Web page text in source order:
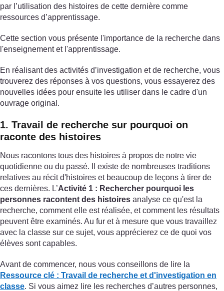
par l’utilisation des histoires de cette dernière comme
ressources d’apprentissage.
Cette section vous présente l'importance de la recherche dans
l'enseignement et l'apprentissage.
En réalisant des activités d’investigation et de recherche, vous
trouverez des réponses à vos questions, vous essayerez des
nouvelles idées pour ensuite les utiliser dans le cadre d'un
ouvrage original.
1. Travail de recherche sur pourquoi on
raconte des histoires
Nous racontons tous des histoires à propos de notre vie
quotidienne ou du passé. Il existe de nombreuses traditions
relatives au récit d'histoires et beaucoup de leçons à tirer de
ces dernières. L’Activité 1 : Rechercher pourquoi les
personnes racontent des histoires analyse ce qu'est la
recherche, comment elle est réalisée, et comment les résultats
peuvent être examinés. Au fur et à mesure que vous travaillez
avec la classe sur ce sujet, vous apprécierez ce de quoi vos
élèves sont capables.
Avant de commencer, nous vous conseillons de lire la
Ressource clé : Travail de recherche et d'investigation en
classe. Si vous aimez lire les recherches d’autres personnes,